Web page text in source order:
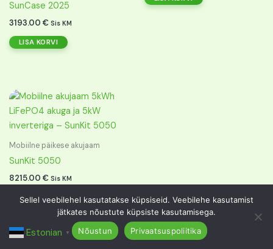
SunCase 2025
3193.00 € Sis KM
LISA KORVI
Mobiilne päikese akujaam
SunKit 5050
8215.00 € Sis KM
LISA KORVI
Estonian ▼
Sellel veebilehel kasutatakse küpsiseid. Veebilehe kasutamist
jätkates nõustute küpsiste kasutamisega.
Nõustun
Privaatsuspoliitika